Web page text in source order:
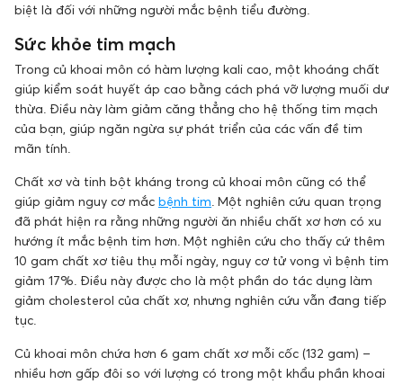
biệt là đối với những người mắc bệnh tiểu đường.
Sức khỏe tim mạch
Trong củ khoai môn có hàm lượng kali cao, một khoáng chất
giúp kiểm soát huyết áp cao bằng cách phá vỡ lượng muối dư
thừa. Điều này làm giảm căng thẳng cho hệ thống tim mạch
của bạn, giúp ngăn ngừa sự phát triển của các vấn đề tim
mãn tính.
Chất xơ và tinh bột kháng trong củ khoai môn cũng có thể
giúp giảm nguy cơ mắc bệnh tim . Một nghiên cứu quan trọng
đã phát hiện ra rằng những người ăn nhiều chất xơ hơn có xu
hướng ít mắc bệnh tim hơn. Một nghiên cứu cho thấy cứ thêm
10 gam chất xơ tiêu thụ mỗi ngày, nguy cơ tử vong vì bệnh tim
giảm 17%. Điều này được cho là một phần do tác dụng làm
giảm cholesterol của chất xơ, nhưng nghiên cứu vẫn đang tiếp
tục.
Củ khoai môn chứa hơn 6 gam chất xơ mỗi cốc (132 gam) –
nhiều hơn gấp đôi so với lượng có trong một khẩu phần khoai